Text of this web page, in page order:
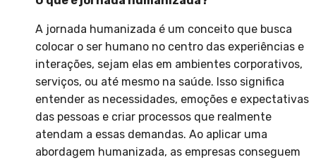
A jornada humanizada é um conceito que busca
colocar o ser humano no centro das experiências e
interações, sejam elas em ambientes corporativos,
serviços, ou até mesmo na saúde. Isso significa
entender as necessidades, emoções e expectativas
das pessoas e criar processos que realmente
atendam a essas demandas. Ao aplicar uma
abordagem humanizada, as empresas conseguem